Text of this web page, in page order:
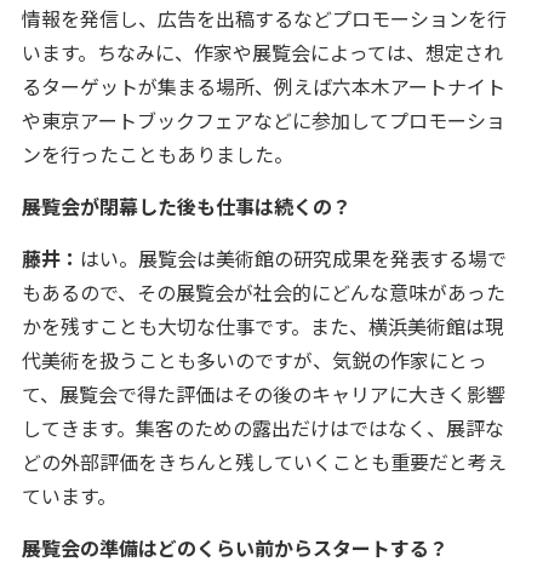
情報を発信し、広告を出稿するなどプロモーションを行
います。ちなみに、作家や展覧会によっては、想定され
るターゲットが集まる場所、例えば六本木アートナイト
や東京アートブックフェアなどに参加してプロモーショ
ンを行ったこともありました。
――展覧会が閉幕した後も仕事は続くの？
藤井： はい。展覧会は美術館の研究成果を発表する場で
もあるので、その展覧会が社会的にどんな意味があった
かを残すことも大切な仕事です。また、横浜美術館は現
代美術を扱うことも多いのですが、気鋭の作家にとっ
て、展覧会で得た評価はその後のキャリアに大きく影響
してきます。集客のための露出だけはではなく、展評な
どの外部評価をきちんと残していくことも重要だと考え
ています。
――展覧会の準備はどのくらい前からスタートする？